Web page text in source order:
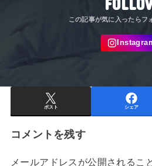
ポスト シェア
コメントを残す
メールアドレスが公開されるこ